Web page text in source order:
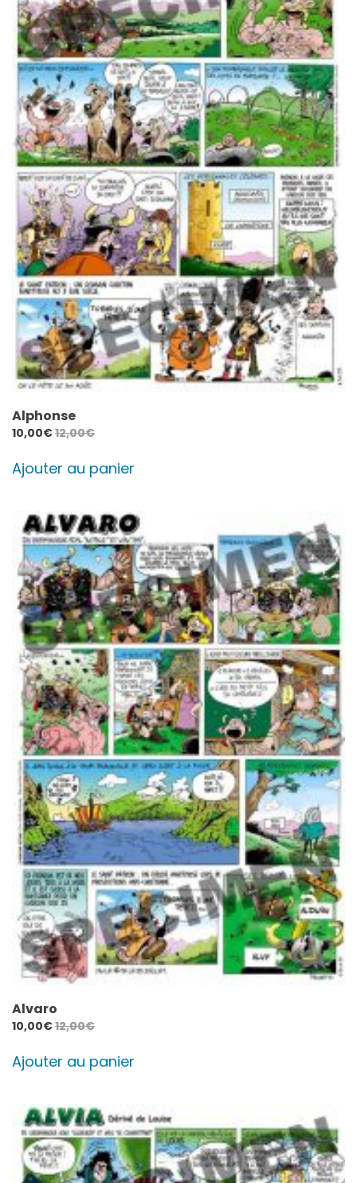
Alphonse
10,00€12,00€
Ajouter au panier
Alvaro
10,00€12,00€
Ajouter au panier